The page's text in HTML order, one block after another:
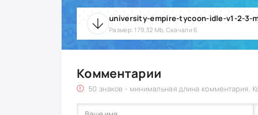
university-empire-tycoon-idle-v1-2-3-
Размер: 179.32 Mb, Скачали 6
Комментарии
50 знаков - минимальная длина комментария.